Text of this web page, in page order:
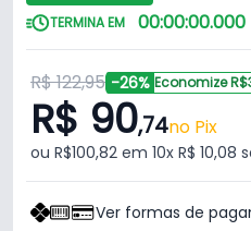
TERMINA EM 00:00:00.000
R$ 122,95 -26% Economize
R$ 90,74no Pix
ou R$100,82 em 10x R$ 10,08
Ver formas de